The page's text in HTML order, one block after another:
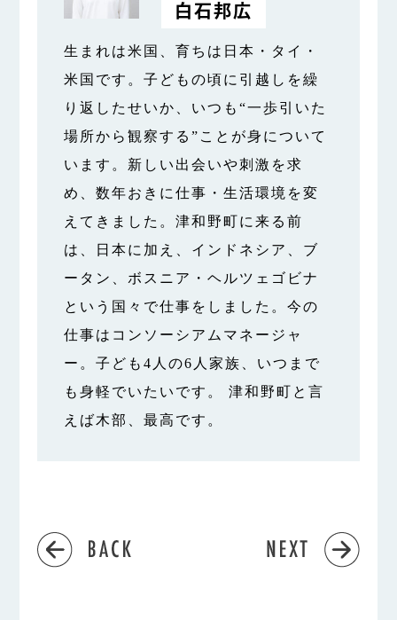
白石邦広
生まれは米国、育ちは日本・タイ・
米国です。子どもの頃に引越しを繰
り返したせいか、いつも“一歩引いた
場所から観察する”ことが身について
います。新しい出会いや刺激を求
め、数年おきに仕事・生活環境を変
えてきました。津和野町に来る前
は、日本に加え、インドネシア、ブ
ータン、ボスニア・ヘルツェゴビナ
という国々で仕事をしました。今の
仕事はコンソーシアムマネージャ
ー。子ども4人の6人家族、いつまで
も身軽でいたいです。 津和野町と言
えば木部、最高です。